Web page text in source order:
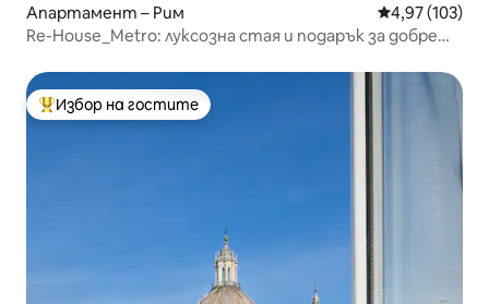
Апартамент – Рим Средна
4,97 (103)
Re-House_Metro: луксозна стая и подарък за добре
Най-популярен избор на гостите
Избор на гостите